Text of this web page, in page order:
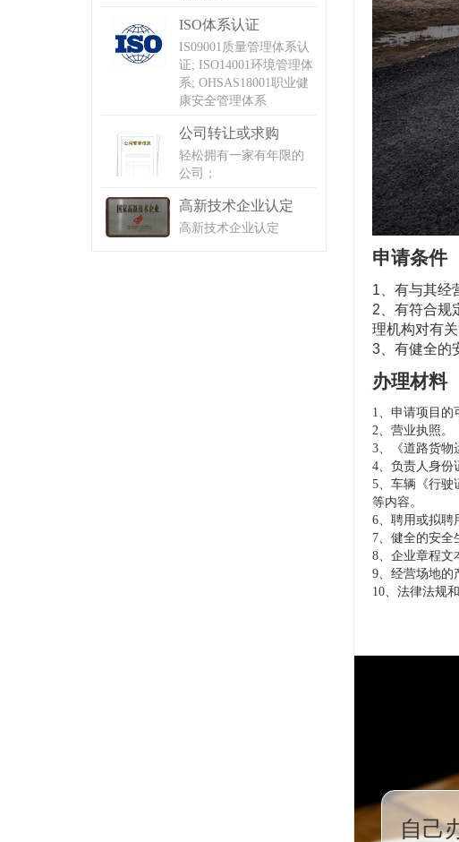
ISO体系认证
IS09001质量管理体系认
证; ISO14001环境管理体
系; OHSAS18001职业健
康安全管理体系
公司转让或求购
轻松拥有一家有年限的
公司；
高新技术企业认定
高新技术企业认定
申请条件
1、有与其经
2、有符合规
理机构对有
3、有健全的
办理材料
1、申请项目的
2、营业执照。
3、《道路货物
4、负责人身份
5、车辆《行驶
等内容。
6、聘用或拟聘
7、健全的安全
8、企业章程文
9、经营场地的
10、法律法规
自己